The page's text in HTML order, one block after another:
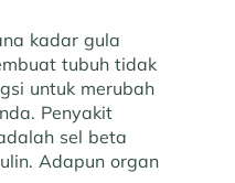
kadar gula
tubuh tidak
untuk merubah
Penyakit
sel beta
Adapun organ